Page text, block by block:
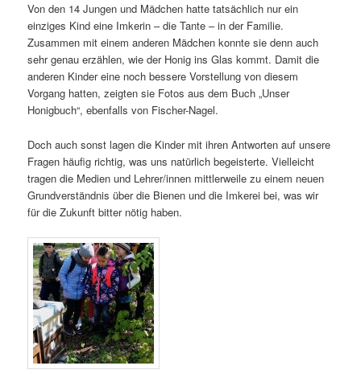
Von den 14 Jungen und Mädchen hatte tatsächlich nur ein
einziges Kind eine Imkerin – die Tante – in der Familie.
Zusammen mit einem anderen Mädchen konnte sie denn auch
sehr genau erzählen, wie der Honig ins Glas kommt. Damit die
anderen Kinder eine noch bessere Vorstellung von diesem
Vorgang hatten, zeigten sie Fotos aus dem Buch „Unser
Honigbuch“, ebenfalls von Fischer-Nagel.
Doch auch sonst lagen die Kinder mit ihren Antworten auf unsere
Fragen häufig richtig, was uns natürlich begeisterte. Vielleicht
tragen die Medien und Lehrer/innen mittlerweile zu einem neuen
Grundverständnis über die Bienen und die Imkerei bei, was wir
für die Zukunft bitter nötig haben.